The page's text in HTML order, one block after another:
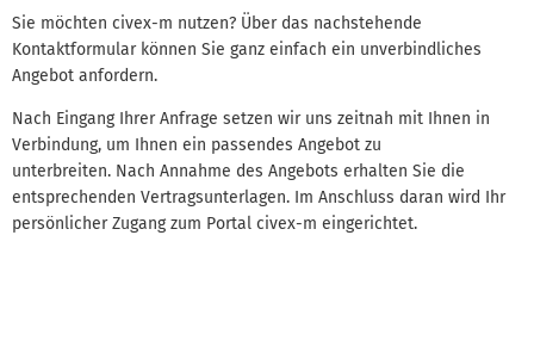
Jetzt registrieren
Sie möchten civex-m nutzen? Über das nachstehende
Kontaktformular können Sie ganz einfach ein unverbindliches
Angebot anfordern.
Nach Eingang Ihrer Anfrage setzen wir uns zeitnah mit Ihnen in
Verbindung, um Ihnen ein passendes Angebot zu
unterbreiten. Nach Annahme des Angebots erhalten Sie die
entsprechenden Vertragsunterlagen. Im Anschluss daran wird Ihr
persönlicher Zugang zum Portal civex-m eingerichtet.